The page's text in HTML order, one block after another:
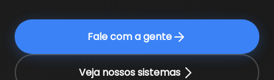
Fale com a gente
Veja nossos sistemas